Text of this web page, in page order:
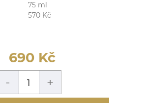
75 ml
570 Kč
690 Kč
- +